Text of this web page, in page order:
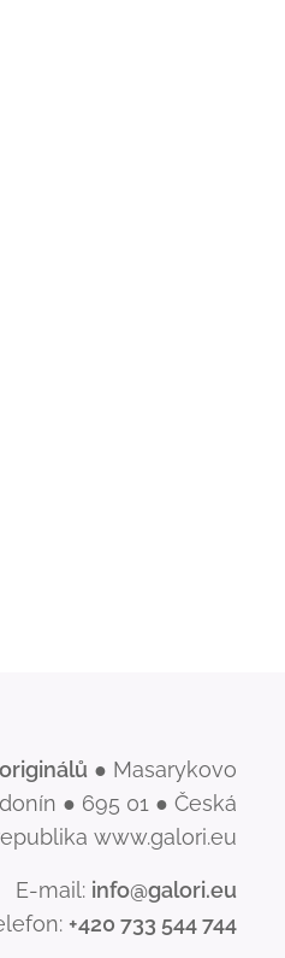
originálů● Masarykovo
● 695 01 ● Česká
www.galori.eu
E-mail: info@galori.eu
+420 733 544 744